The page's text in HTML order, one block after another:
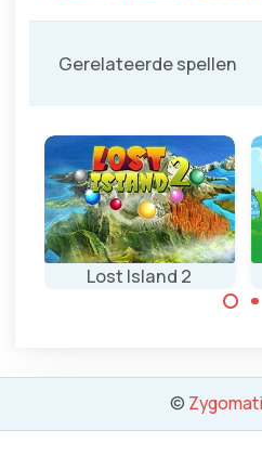
Gerelateerde spellen
Lost Island 2
de gekleurde
knikkers in de rij
©